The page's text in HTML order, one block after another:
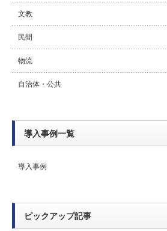
文教
民間
物流
自治体・公共
導入事例一覧
導入事例
ピックアップ記事